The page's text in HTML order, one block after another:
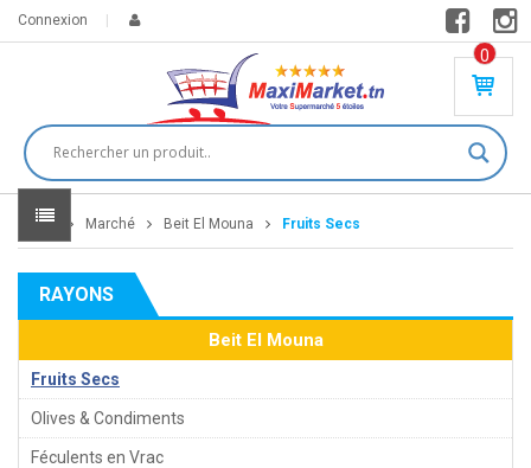
Connexion
0
PR
DU
IT(
S)
DT
Home Marché Beit El Mouna Fruits Secs
RAYONS
Beit El Mouna
Fruits Secs
Olives & Condiments
Féculents en Vrac